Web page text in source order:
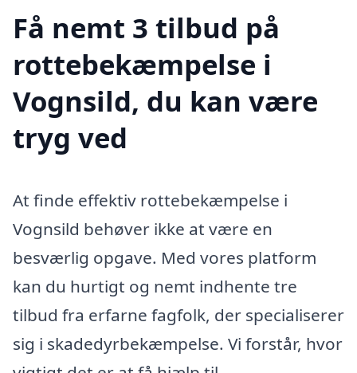
Få nemt 3 tilbud på
rottebekæmpelse i
Vognsild, du kan være
tryg ved
At finde effektiv rottebekæmpelse i
Vognsild behøver ikke at være en
besværlig opgave. Med vores platform
kan du hurtigt og nemt indhente tre
tilbud fra erfarne fagfolk, der specialiserer
sig i skadedyrbekæmpelse. Vi forstår, hvor